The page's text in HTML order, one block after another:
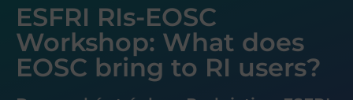
ESFRI RIs-EOSC
Workshop: What does
EOSC bring to RI users?